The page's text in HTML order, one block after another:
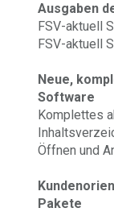
Ausgaben
FSV-aktuell
FSV-aktuell
Neue,
Software
Komplettes
Öffnen und
Pakete